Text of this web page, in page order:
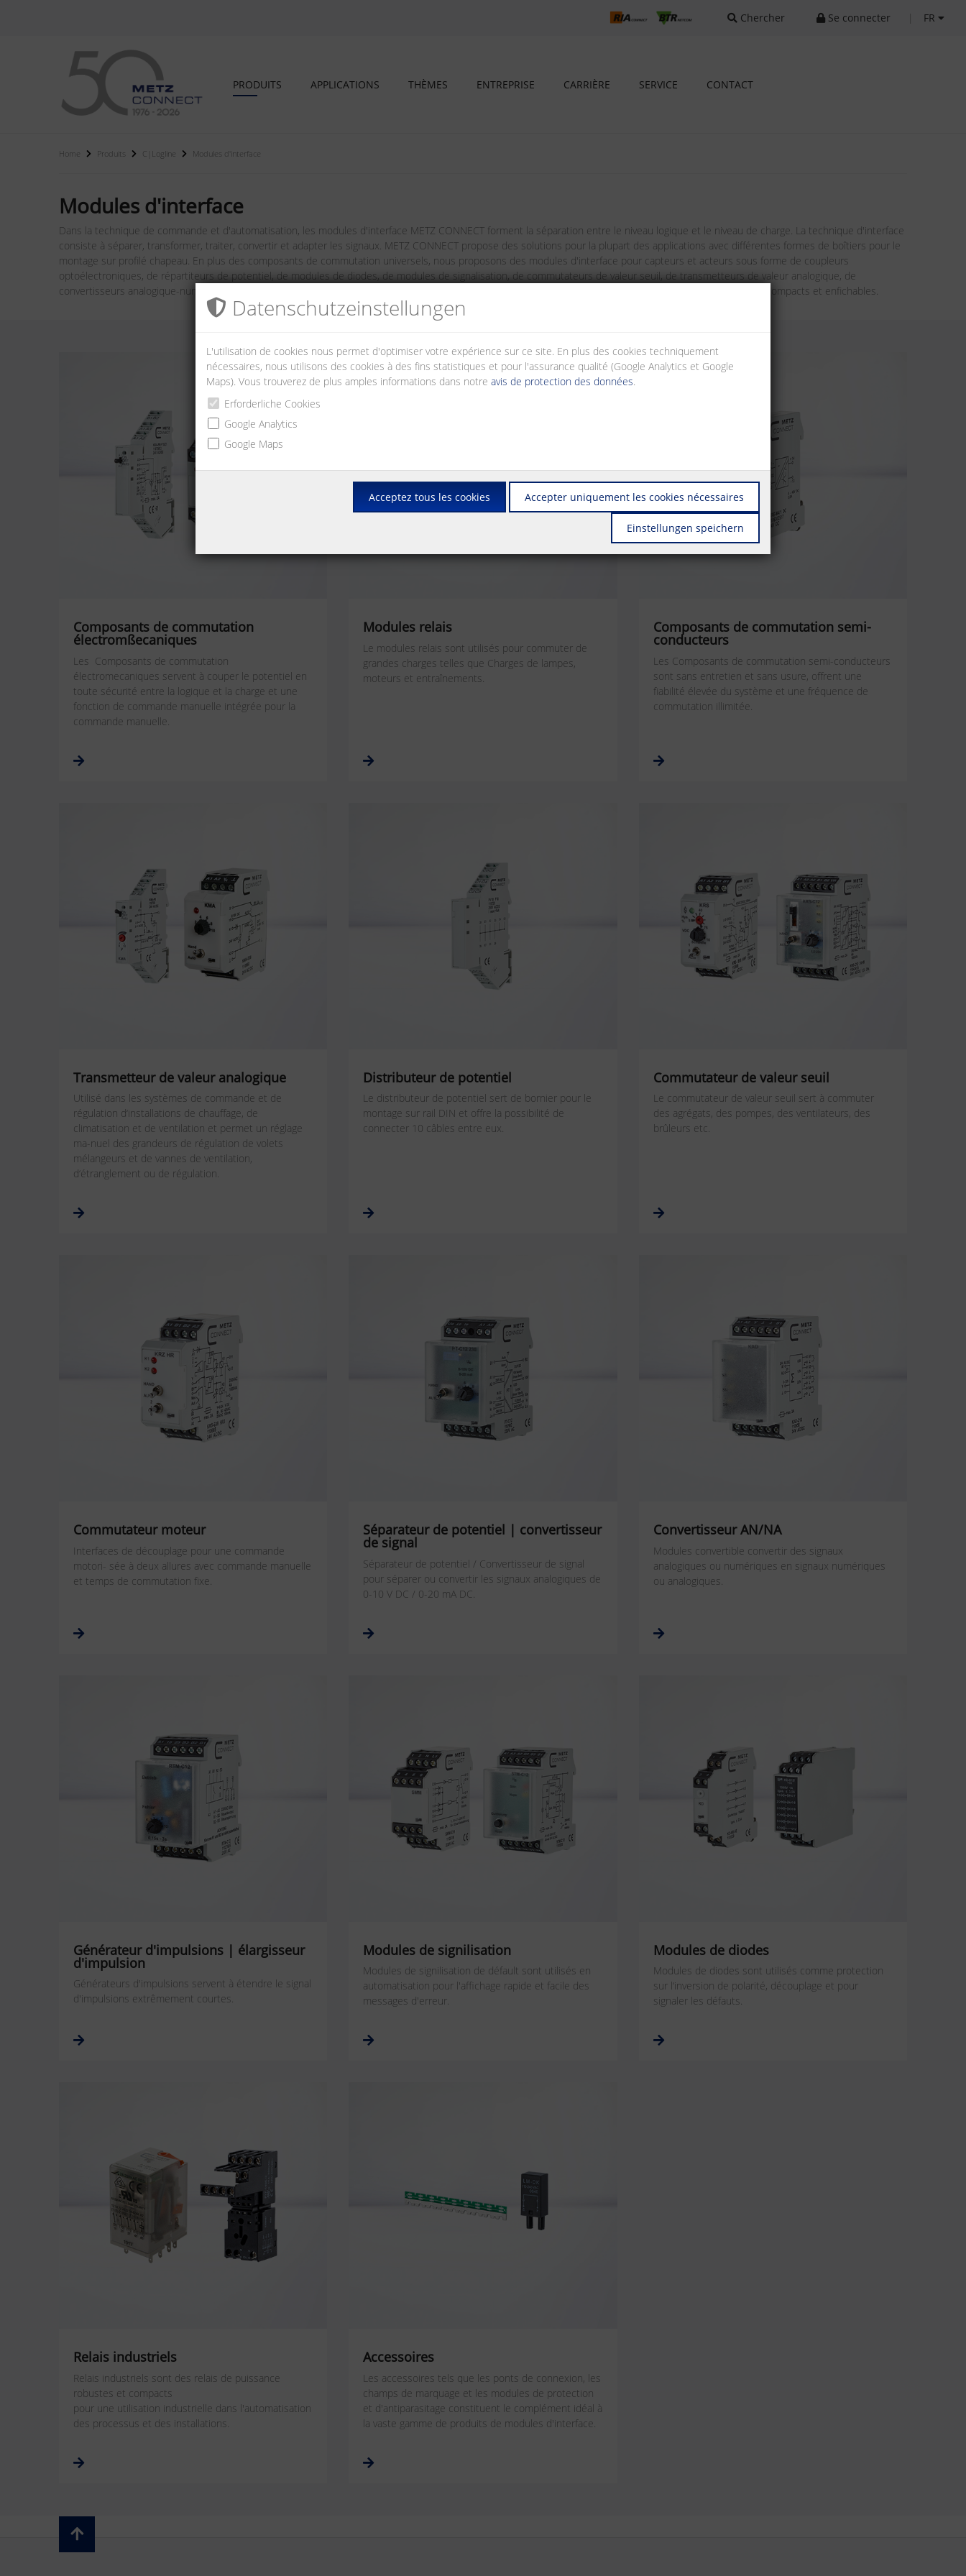
Chercher Se connecter FR
PRODUITS APPLICATIONS THÈMES ENTREPRISE CARRIÈRE SERVICE CONTACT
Home Produits C|Logline Modules d'interface
Modules d'interface
Dans la technique de commande et d'automatisation, les modules d'interface METZ CONNECT forment la séparation entre le niveau logique et le niveau de charge. La technique d'interface
consiste à séparer, transformer, traiter, convertir et adapter les signaux. METZ CONNECT propose des solutions pour la plupart des applications avec différentes formes de boîtiers pour le
montage sur profilé chapeau. En plus des composants de commutation universels, nous proposons des modules d'interface pour capteurs et acteurs sous forme de coupleurs
optoélectroniques, de répartiteurs de potentiel, de modules de diodes, de modules de signalisation, de commutateurs de valeur seuil, de transmetteurs de valeur analogique, de
convertisseurs analogique-numérique et de sectionneurs de potentiel. La gamme de produits est complétée par des relais industriels 14 broches puissants, compacts et enfichables.
Composants de commutation
électromßecaniques
Les Composants de commutation
électromecaniques servent à couper le potentiel en
toute sécurité entre la logique et la charge et une
fonction de commande manuelle intégrée pour la
commande manuelle.
Modules relais
Le modules relais sont utilisés pour commuter de
grandes charges telles que Charges de lampes,
moteurs et entraînements.
Composants de commutation semi-
conducteurs
Les Composants de commutation semi-conducteurs
sont sans entretien et sans usure, offrent une
fiabilité élevée du système et une fréquence de
commutation illimitée.
Transmetteur de valeur analogique
Utilisé dans les systèmes de commande et de
régulation d‘installations de chauffage, de
climatisation et de ventilation et permet un réglage
ma-nuel des grandeurs de régulation de volets
mélangeurs et de vannes de ventilation,
d‘étranglement ou de régulation.
Distributeur de potentiel
Le distributeur de potentiel sert de bornier pour le
montage sur rail DIN et offre la possibilité de
connecter 10 câbles entre eux.
Commutateur de valeur seuil
Le commutateur de valeur seuil sert à commuter
des agrégats, des pompes, des ventilateurs, des
brûleurs etc.
Commutateur moteur
Interfaces de découplage pour une commande
motori- sée à deux allures avec commande manuelle
et temps de commutation fixe.
Séparateur de potentiel | convertisseur
de signal
Séparateur de potentiel / Convertisseur de signal
pour séparer ou convertir les signaux analogiques de
0-10 V DC / 0-20 mA DC.
Convertisseur AN/NA
Modules convertible convertir des signaux
analogiques ou numériques en signaux numériques
ou analogiques.
Générateur d'impulsions | élargisseur
d'impulsion
Générateurs d'impulsions servent à étendre le signal
d'impulsions extrêmement courtes.
Modules de signilisation
Modules de signilisation de défault sont utilisés en
automatisation pour l'affichage rapide et facile des
messages d'erreur.
Modules de diodes
Modules de diodes sont utilisés comme protection
sur l‘inversion de polarité, découplage et pour
signaler les défauts.
Relais industriels
Relais industriels sont des relais de puissance
robustes et compacts
pour une utilisation industrielle dans l'automatisation
des processus et des installations.
Accessoires
Les accessoires tels que les ponts de connexion, les
champs de marquage et les modules de protection
et d'antiparasitage constituent le complément idéal à
la vaste gamme de produits de modules d'interface.
Datenschutz­einstellungen
L'utilisation de cookies nous permet d'optimiser votre expérience sur ce site. En plus des cookies techniquement
nécessaires, nous utilisons des cookies à des fins statistiques et pour l'assurance qualité (Google Analytics et Google
Maps). Vous trouverez de plus amples informations dans notre avis de protection des données.
Erforderliche Cookies
Google Analytics
Google Maps
Acceptez tous les cookies Accepter uniquement les cookies nécessaires
Einstellungen speichern